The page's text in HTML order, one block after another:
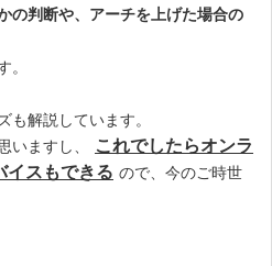
の判断や、アーチを上げた場合の
。
も解説しています。
いますし、
これでしたらオンラ
イスもできる ので、今のご時世